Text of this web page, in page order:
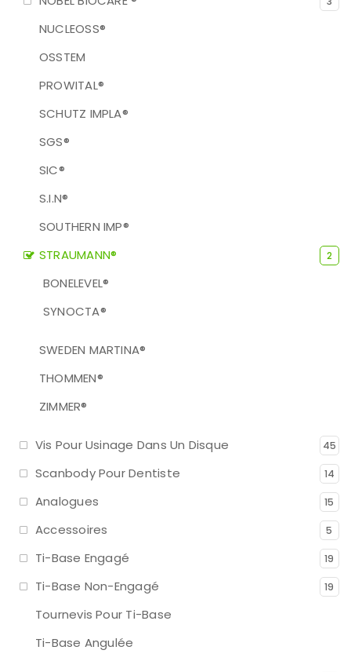
NUCLEOSS®
OSSTEM
PROWITAL®
SCHUTZ IMPLA®
SGS®
SIC®
S.I.N®
SOUTHERN IMP®
STRAUMANN®
2
BONELEVEL®
SYNOCTA®
SWEDEN MARTINA®
THOMMEN®
ZIMMER®
Vis Pour Usinage Dans Un Disque 45
Scanbody Pour Dentiste 14
Analogues 15
Accessoires 5
Ti-Base Engagé 19
Ti-Base Non-Engagé 19
Tournevis Pour Ti-Base
Ti-Base Angulée